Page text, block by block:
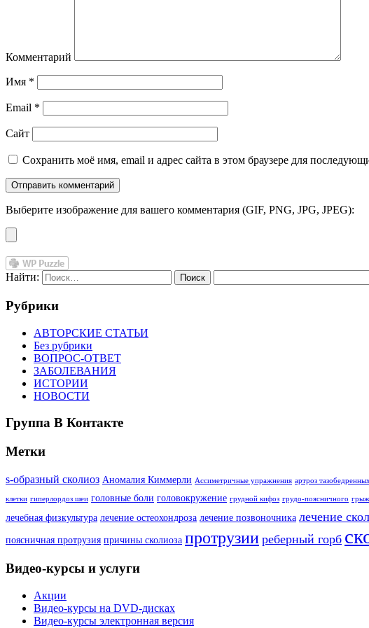
Комментарий
Имя *
Email *
Сайт
Сохранить моё имя, email и адрес сайта в этом браузере для
Выберите изображение для вашего комментария (GIF, PNG, JPG, JPEG):
Найти:
Рубрики
АВТОРСКИЕ СТАТЬИ
Без рубрики
ВОПРОС-ОТВЕТ
ЗАБОЛЕВАНИЯ
ИСТОРИИ
НОВОСТИ
Группа В Контакте
Метки
s-образный сколиоз Аномалия Киммерли Ассиметричные упражнения артроз
клетки гиперлордоз шеи головные боли головокружение грудной кифоз грудо-поясничного
лечебная физкультура лечение остеохондроза лечение позвоночника лечение
поясничная протрузия причины сколиоза протрузии реберный горб
Видео-курсы и услуги
Акции
Видео-курсы на DVD-дисках
Видео-курсы электронная версия